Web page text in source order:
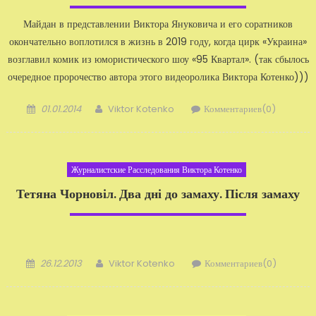
Майдан в представлении Виктора Януковича и его соратников
окончательно воплотился в жизнь в 2019 году, когда цирк «Украина»
возглавил комик из юмористического шоу «95 Квартал». (так сбылось
очередное пророчество автора этого видеоролика Виктора Котенко)))
Добавлено
01.01.2014 Автор
Viktor Kotenko Комментариев(0)
Журналистские Расследования Виктора Котенко
Тетяна Чорновіл. Два дні до замаху. Після замаху
Добавлено
26.12.2013 Автор
Viktor Kotenko Комментариев(0)